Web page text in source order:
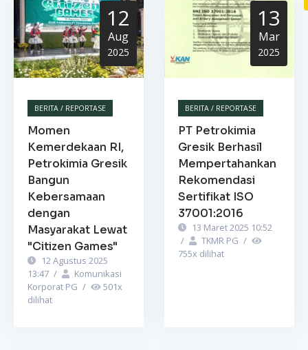
12
Aug
2025
BERITA / REPORTASE
Momen
Kemerdekaan RI,
Petrokimia Gresik
Bangun
Kebersamaan
dengan
Masyarakat Lewat
"Citizen Games"
12 Agustus 2025
13:47 /
Komunikasi
Korporat PG / 501x
dilihat
13
Mar
2025
BERITA / REPORTASE
PT Petrokimia
Gresik Berhasil
Mempertahankan
Rekomendasi
Sertifikat ISO
37001:2016
13 Maret 2025 10:52
/
TKMR PG /
755x dilihat